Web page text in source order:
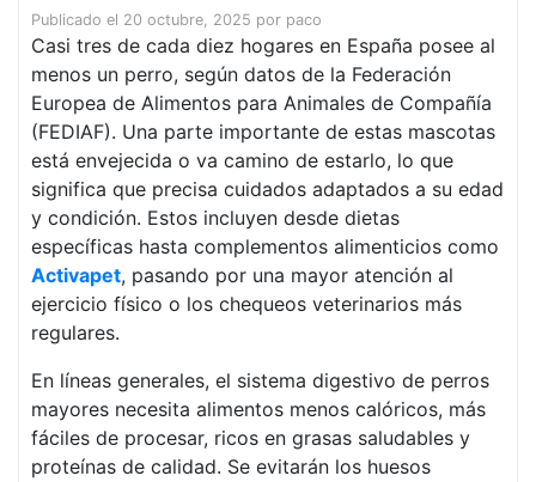
Publicado el 20 octubre, 2025 por paco
Casi tres de cada diez hogares en España posee al
menos un perro, según datos de la Federación
Europea de Alimentos para Animales de Compañía
(FEDIAF). Una parte importante de estas mascotas
está envejecida o va camino de estarlo, lo que
significa que precisa cuidados adaptados a su edad
y condición. Estos incluyen desde dietas
específicas hasta complementos alimenticios como
Activapet, pasando por una mayor atención al
ejercicio físico o los chequeos veterinarios más
regulares.
En líneas generales, el sistema digestivo de perros
mayores necesita alimentos menos calóricos, más
fáciles de procesar, ricos en grasas saludables y
proteínas de calidad. Se evitarán los huesos